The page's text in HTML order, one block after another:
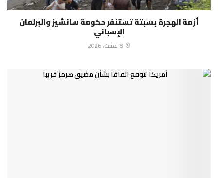
أزمة الهجرة بسبتة تستنفر حكومة سانشيز والبرلمان
الإسباني
8 غشت، 2026